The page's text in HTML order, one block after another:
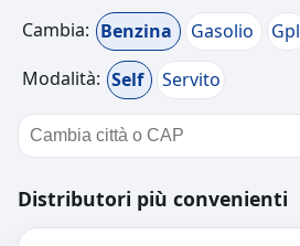
Cambia: Benzina Gasolio Gpl
Modalità: Self Servito
Distributori più convenienti